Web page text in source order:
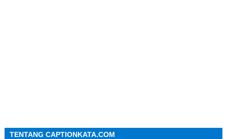
TENTANG CAPTIONKATA.COM